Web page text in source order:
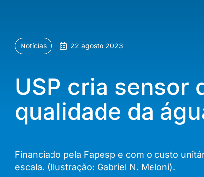
Notícias 22 agosto 2023
USP cria sensor
qualidade da
Financiado pela Fapesp e com o custo
escala. (Ilustração: Gabriel N. Meloni).